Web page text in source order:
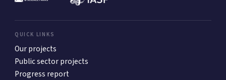
QUICK LINKS
Our projects
Public sector projects
Progress report